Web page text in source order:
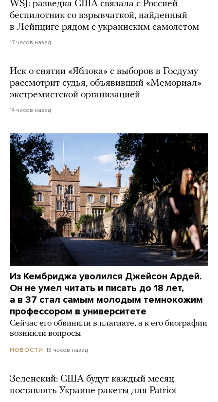
WSJ: разведка США связала с Россией
беспилотник со взрывчаткой, найденный
в Лейпциге рядом с украинским самолетом
17 часов назад
Иск о снятии «Яблока» с выборов в Госдуму
рассмотрит судья, объявивший «Мемориал»
экстремистской организацией
14 часов назад
Из Кембриджа уволился Джейсон Ардей.
Он не умел читать и писать до 18 лет,
а в 37 стал самым молодым темнокожим
профессором в университете
Сейчас его обвинили в плагиате, а к его биографии
возникли вопросы
НОВОСТИ 13 часов назад
Зеленский: США будут каждый месяц
поставлять Украине ракеты для Patriot